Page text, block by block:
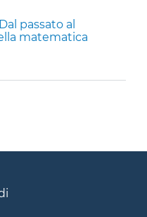
passato al
matematica